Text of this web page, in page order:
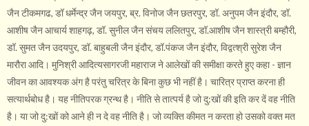
जैन टीकमगढ, डॉ धर्मेन्द्र जैन जयपुर, ब्र. विनोज जैन छतरपुर, डॉ. अनुपम जैन इंदौर, डॉ.
आशीष जैन आचार्य शाहगढ़, डॉ. सुनील जैन संचय ललितपुर, डॉ.आशीष जैन शास्त्री बम्हौरी,
डॉ. सुमत जैन उदयपुर, डॉ. बाहुबली जैन इंदौर, डॉ.पंकज जैन इंदौर, विद्वत्श्री सुरेश जैन
मारौरा आदि। मुनिश्री आदित्यसागरजी महाराज ने आलेखों की समीक्षा करते हुए कहा - ज्ञान
जीवन का आवश्यक अंग है परंतु चरित्र के बिना कुछ भी नहीं है। चारित्र प्राप्त करना ही
सत्यार्थबोध है। यह नीतिपरक ग्रन्थ है। नीति से तात्पर्य है जो दु:खों की इति कर दें वह नीति
है। या जो दु:खों को आने ही न दे वह नीति है। जो व्यक्ति कीमत न करता हो उसको वक्त मत